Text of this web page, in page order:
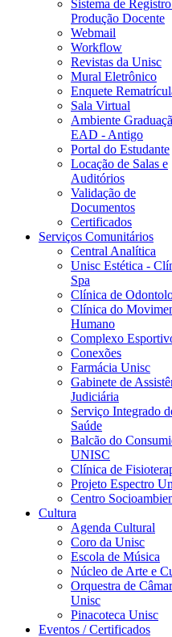
Sistema de
Produção Docente
Webmail
Workflow
Revistas da Unisc
Mural Eletrônico
Enquete
Sala Virtual
Ambiente
EAD - Antigo
Portal do Estudante
Locação de Salas e
Auditórios
Validação de
Documentos
Certificados
Serviços Comunitários
Central Analítica
Unisc Estética -
Spa
Clínica de
Clínica do
Humano
Complexo
Conexões
Farmácia Unisc
Gabinete de
Judiciária
Serviço Integrado
Saúde
Balcão do
UNISC
Clínica de
Projeto Espectro
Centro
Cultura
Agenda Cultural
Coro da Unisc
Escola de Música
Núcleo de Arte e
Orquestra de
Unisc
Pinacoteca Unisc
Eventos / Certificados